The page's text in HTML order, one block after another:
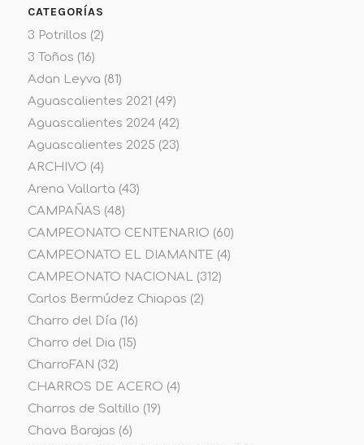
CATEGORÍAS
3 Potrillos (2)
3 Toños (16)
Adan Leyva (81)
Aguascalientes 2021 (49)
Aguascalientes 2024(42)
Aguascalientes 2025 (23)
ARCHIVO (4)
Arena Vallarta (43)
CAMPAÑAS (48)
CAMPEONATO CENTENARIO (60)
CAMPEONATO EL DIAMANTE (4)
CAMPEONATO NACIONAL(312)
Carlos Bermúdez Chiapas (2)
Charro del Día (16)
Charro del Dia (15)
CharroFAN (32)
CHARROS DE ACERO (4)
Charros de Saltillo (19)
Chava Barajas (6)